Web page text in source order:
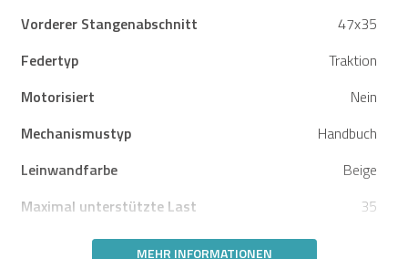
Vorderer Stangenabschnitt
47x35
Federtyp
Traktion
Motorisiert
Nein
Mechanismustyp
Handbuch
Leinwandfarbe
Beige
Maximal unterstützte Last
35
MEHR INFORMATIONEN